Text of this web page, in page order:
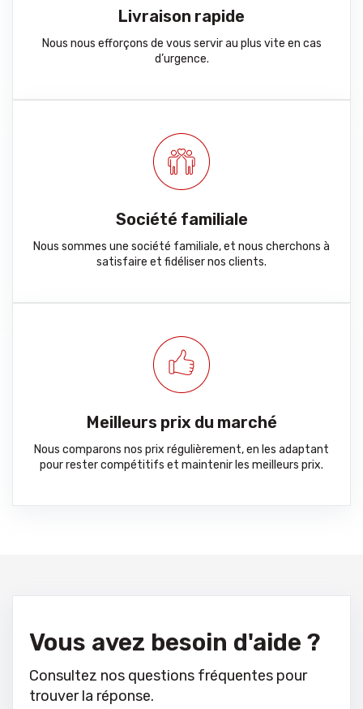
Livraison rapide
Nous nous efforçons de vous servir au plus vite en cas
d’urgence.
Société familiale
Nous sommes une société familiale, et nous cherchons à
satisfaire et fidéliser nos clients.
Meilleurs prix du marché
Nous comparons nos prix régulièrement, en les adaptant
pour rester compétitifs et maintenir les meilleurs prix.
Vous avez besoin d'aide ?
Consultez nos questions fréquentes pour
trouver la réponse.